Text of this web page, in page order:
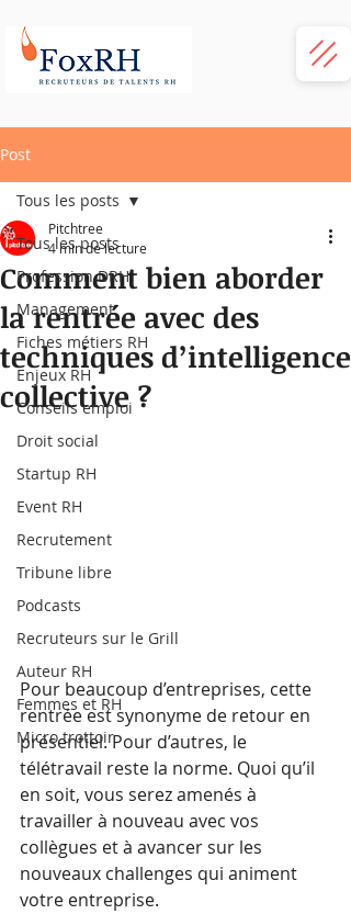
Post
Tous les posts
Profession DRH
Management
Fiches métiers RH
Enjeux RH
Conseils emploi
Droit social
Startup RH
Event RH
Recrutement
Tribune libre
Podcasts
Recruteurs sur le Grill
Auteur RH
Femmes et RH
Micro trottoir
Tous les posts
Comment bien aborder
la rentrée avec des
techniques d’intelligence
collective ?
Pitchtree
4 min de lecture
Pour beaucoup d’entreprises, cette
rentrée est synonyme de retour en
présentiel. Pour d’autres, le
télétravail reste la norme. Quoi qu’il
en soit, vous serez amenés à
travailler à nouveau avec vos
collègues et à avancer sur les
nouveaux challenges qui animent
votre entreprise.